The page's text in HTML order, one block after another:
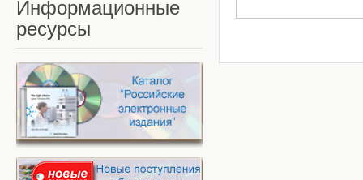
Информационные
ресурсы